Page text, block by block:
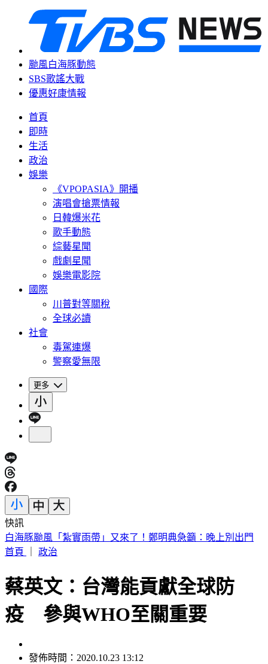
颱風白海豚動態
SBS歌謠大戰
優惠好康情報
首頁
即時
生活
政治
娛樂
《VPOPASIA》開播
演唱會搶票情報
日韓爆米花
歌手動態
綜藝星聞
戲劇星聞
娛樂電影院
國際
川普對等關稅
全球必讀
社會
毒駕連爆
警察愛無限
更多
快訊
別只看台積電！ 外媒點名「2檔AI設備股」快上車
首頁
政治
蔡英文：台灣能貢獻全球防
疫 參與WHO至關重要
發佈時間：2020.10.23 13:12